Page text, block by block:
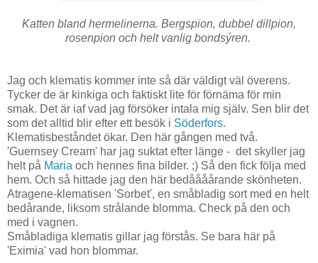
Katten bland hermelinerna. Bergspion, dubbel dillpion,
rosenpion och helt vanlig bondsýren.
Jag och klematis kommer inte så där väldigt väl överens.
Tycker de är kinkiga och faktiskt lite för förnäma för min
smak. Det är iaf vad jag försöker intala mig själv. Sen blir det
som det alltid blir efter ett besök i Söderfors.
Klematisbeståndet ökar. Den här gången med två.
'Guernsey Cream' har jag suktat efter länge - det skyller jag
helt på Maria och hennes fina bilder. ;) Så den fick följa med
hem. Och så hittade jag den här bedåååårande skönheten.
Atragene-klematisen 'Sorbet', en småbladig sort med en helt
bedårande, liksom strålande blomma. Check på den och
med i vagnen.
Småbladiga klematis gillar jag förstås. Se bara här på
'Eximia' vad hon blommar.